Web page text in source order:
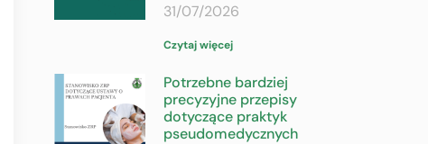
31/07/2026
Czytaj więcej
Potrzebne bardziej
precyzyjne przepisy
dotyczące praktyk
pseudomedycznych